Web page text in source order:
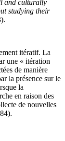
and culturally
studying their
itératif. La
une « itération
de manière
la présence sur le
la
en raison des
de nouvelles